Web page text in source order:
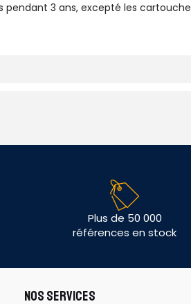
pendant 3 ans, excepté les
Plus de 50 000
références en stock
NOS SERVICES